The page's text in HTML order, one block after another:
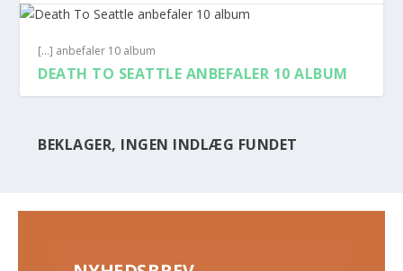
[...] anbefaler 10 album
DEATH TO SEATTLE ANBEFALER 10 ALBUM
BEKLAGER, INGEN INDLÆG FUNDET